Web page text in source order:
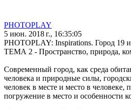
PHOTOPLAY
5 июн. 2018 г., 16:35:05
PHOTOPLAY: Inspirations. Город 19
ТЕМА 2 - Пространство, природа,
Современный город, как среда
человека и природные силы,
человек в месте и место в человеке,
погружение в место и особенности